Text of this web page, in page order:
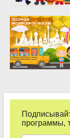
программы,